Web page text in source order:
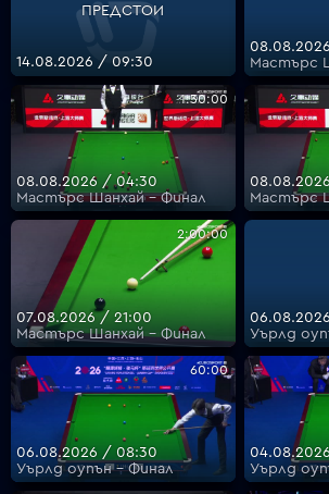
VOYO
ПРЕДСТОИ
14.08.2026 / 09:30
Мастърс
1:30:00
08.08.2026 / 04:30
Мастърс Шанхай - Финал
Мастърс
2:00:00
07.08.2026 / 21:00
Мастърс Шанхай - Финал
Уърлд
60:00
06.08.2026 / 08:30
Уърлд оупън - Финал
Уърлд